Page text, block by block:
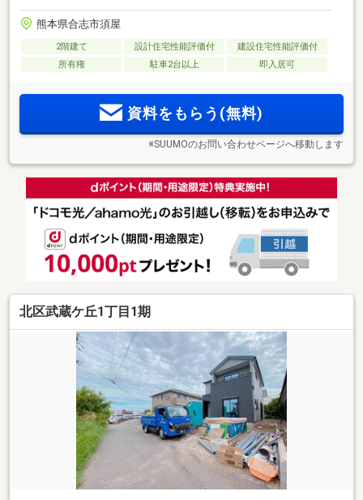
熊本県合志市須屋
2階建て 設計住宅性能評価付
建設住宅性能評価付
所有権
駐車2台以上 即入居可
資料をもらう(無料)
※SUUMOのお問い合わせページへ移動します
北区武蔵ケ丘1丁目1期